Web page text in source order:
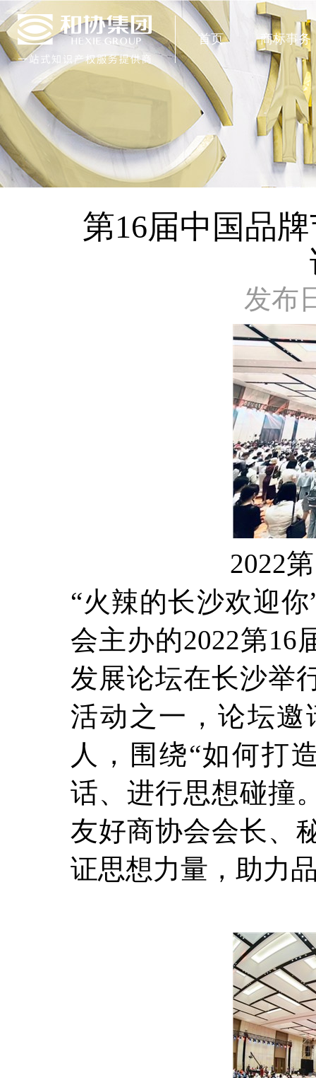
首页 商标事务
第16届中国品
发布
2022
“火辣的长沙欢迎
会主办的2022第16
发展论坛在长沙举
活动之一，论坛
人，围绕“如何打
话、进行思想碰撞
友好商协会会长、
证思想力量，助力